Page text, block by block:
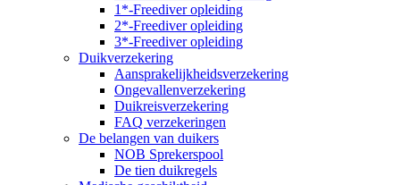
1*-Freediver opleiding
2*-Freediver opleiding
3*-Freediver opleiding
Duikverzekering
Aansprakelijkheidsverzekering
Ongevallenverzekering
Duikreisverzekering
FAQ verzekeringen
De belangen van duikers
NOB Sprekerspool
De tien duikregels